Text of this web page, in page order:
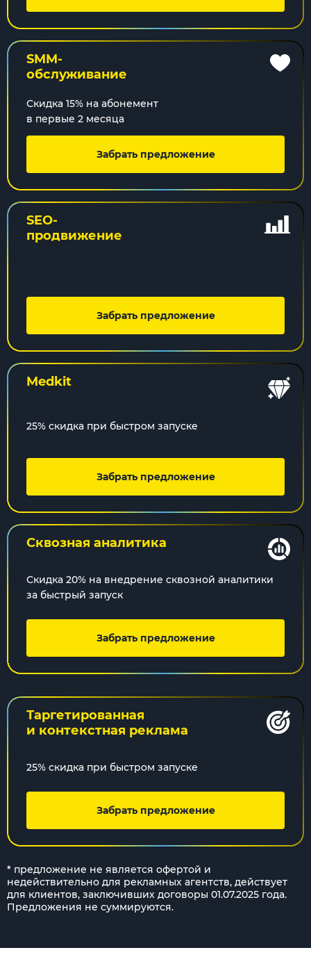
SMM-
обслуживание
Скидка 15% на абонемент
в первые 2 месяца
Забрать предложение
SEO-
продвижение
Забрать предложение
Medkit
25% скидка при быстром запуске
Забрать предложение
Сквозная аналитика
Скидка 20% на внедрение сквозной аналитики
за быстрый запуск
Забрать предложение
Таргетированная
и контекстная реклама
25% скидка при быстром запуске
Забрать предложение
* предложение не является офертой и
недействительно для рекламных агентств, действует
для клиентов, заключивших договоры 01.07.2025 года.
Предложения не суммируются.